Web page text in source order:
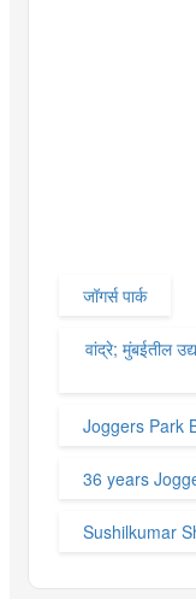
जॉगर्स पार्क
वांद्रे; मुंबईतील
Joggers Park
36 years
Sushilkumar